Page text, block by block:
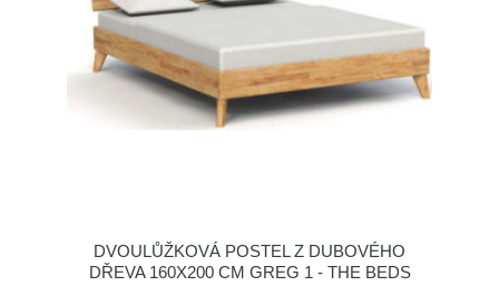
DVOULŮŽKOVÁ POSTEL Z DUBOVÉHO
DŘEVA 160X200 CM GREG 1 - THE BEDS